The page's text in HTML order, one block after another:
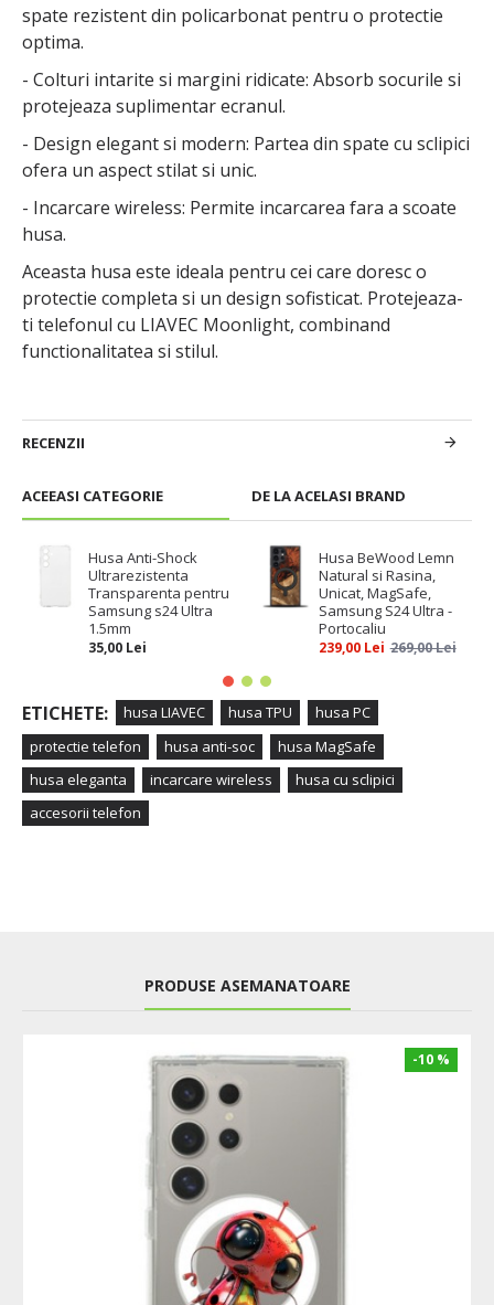
ACEEASI CATEGORIE DE LA ACELASI BRAND
Husa Anti-Shock
Ultrarezistenta
Transparenta pentru
Samsung s24 Ultra
1.5mm
35,00 Lei
Husa BeWood Lemn
Natural si Rasina,
Unicat, MagSafe,
Samsung S24 Ultra -
Portocaliu
239,00 Lei 269,00 Lei
spate rezistent din policarbonat pentru o protectie
optima.
- Colturi intarite si margini ridicate: Absorb socurile si
protejeaza suplimentar ecranul.
- Design elegant si modern: Partea din spate cu sclipici
ofera un aspect stilat si unic.
- Incarcare wireless: Permite incarcarea fara a scoate
husa.
Aceasta husa este ideala pentru cei care doresc o
protectie completa si un design sofisticat. Protejeaza-
ti telefonul cu LIAVEC Moonlight, combinand
functionalitatea si stilul.
RECENZII
ETICHETE: husa LIAVEC husa TPU
husa PC
protectie telefon
husa anti-soc
husa MagSafe
husa eleganta
incarcare wireless
husa cu sclipici
accesorii telefon
PRODUSE ASEMANATOARE
-10 %